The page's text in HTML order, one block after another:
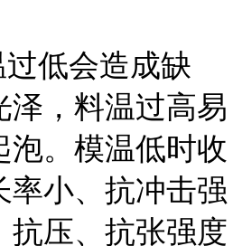
会造成缺
泽，料温过高易
泡。模温低时收
率小、抗冲击强
抗压、抗张强度